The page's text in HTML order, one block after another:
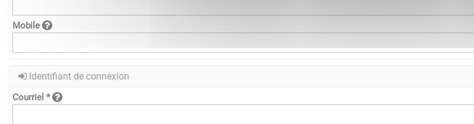
Mobile
Identifiant de connexion
Courriel *